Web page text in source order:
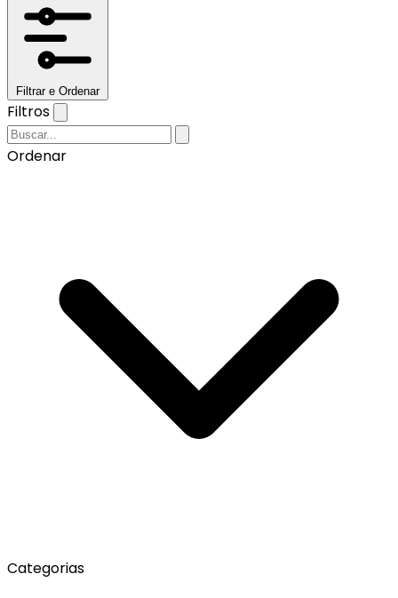
Filtrar e Ordenar
Filtros
Ordenar
Categorias